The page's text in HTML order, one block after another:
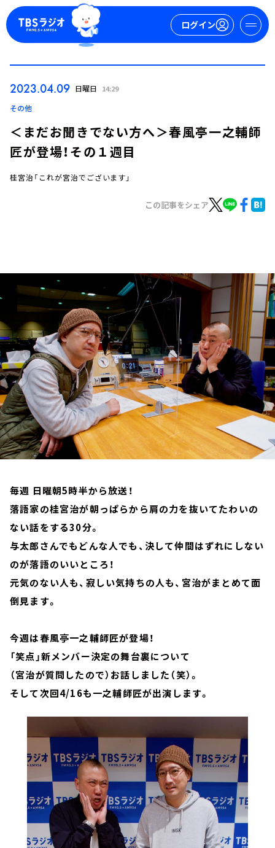
ログイン
お知らせ
イベント・グッズ
YouTube
会社情報
2023.04.09 日曜日 14:29
その他
＜まだお聞きでない方へ＞春風亭一之輔師
匠が登場！その１週目
桂宮治「これが宮治でございます」
この記事をシェア
毎週 日曜朝5時半から放送！
落語家の桂宮治が朝っぱらから肩の力を抜いてたわいの
ない話をする30分。
与太郎さんでもどんな人でも、決して仲間はずれにしない
のが落語のいいところ！
元気のない人も、寂しい気持ちの人も、宮治がまとめて面
倒見ます。
今週は春風亭一之輔師匠が登場！
「笑点」新メンバー決定の舞台裏について
（宮治が質問したので）お話しました（笑）。
そして次回4/16も一之輔師匠が出演します。